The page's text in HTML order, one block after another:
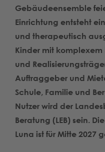
Gebäudeensemble
Einrichtung entsteht
und therapeutisch
Kinder mit
und
Auftraggeber und
Schule, Familie und
Nutzer wird der
Beratung (LEB) sein.
Luna ist für Mitte 2027